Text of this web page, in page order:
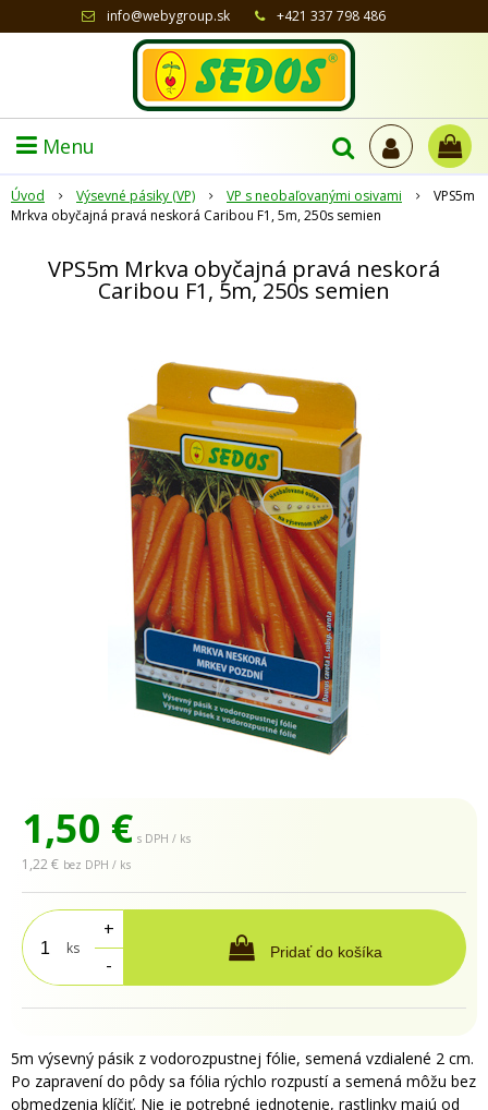
info@webygroup.sk +421 337 798 486
Menu
Úvod Výsevné pásiky (VP) VP s neobaľovanými osivami
VPS5m
Mrkva obyčajná pravá neskorá Caribou F1, 5m, 250s semien
VPS5m Mrkva obyčajná pravá neskorá
Caribou F1, 5m, 250s semien
1,50 € s DPH / ks
1,22 € bez DPH / ks
ks
+
-
Pridať do košíka
5m výsevný pásik z vodorozpustnej fólie, semená vzdialené 2 cm.
Po zapravení do pôdy sa fólia rýchlo rozpustí a semená môžu bez
obmedzenia klíčiť. Nie je potrebné jednotenie, rastlinky majú od